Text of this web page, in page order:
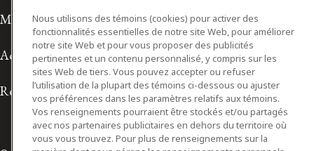
Modalités d'utilisation
Accessibilité
Relations avec les médias
Nous utilisons des témoins (cookies) pour activer des
fonctionnalités essentielles de notre site Web, pour améliorer
notre site Web et pour vous proposer des publicités
pertinentes et un contenu personnalisé, y compris sur les
sites Web de tiers. Vous pouvez accepter ou refuser
l’utilisation de la plupart des témoins ci-dessous ou ajuster
vos préférences dans les paramètres relatifs aux témoins.
Vos renseignements pourraient être stockés et/ou partagés
avec nos partenaires publicitaires en dehors du territoire où
vous vous trouvez. Pour plus de renseignements sur la